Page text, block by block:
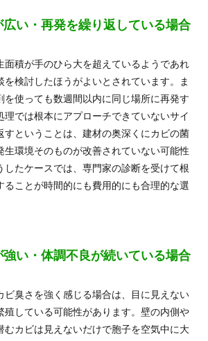
広い・再発を繰り返している場合
面積が手のひら大を超えているようであれ
を検討したほうがよいとされています。ま
を使っても数週間以内に同じ場所に再発す
理では根本にアプローチできていないサイ
すということは、建材の奥深くにカビの菌
生環境そのものが改善されていない可能性
したケースでは、専門家の診断を受けて根
ることが時間的にも費用的にも合理的な選
強い・体調不良が続いている場合
ビ臭さを強く感じる場合は、目に見えない
殖している可能性があります。壁の内側や
むカビは見えないだけで胞子を空気中に大